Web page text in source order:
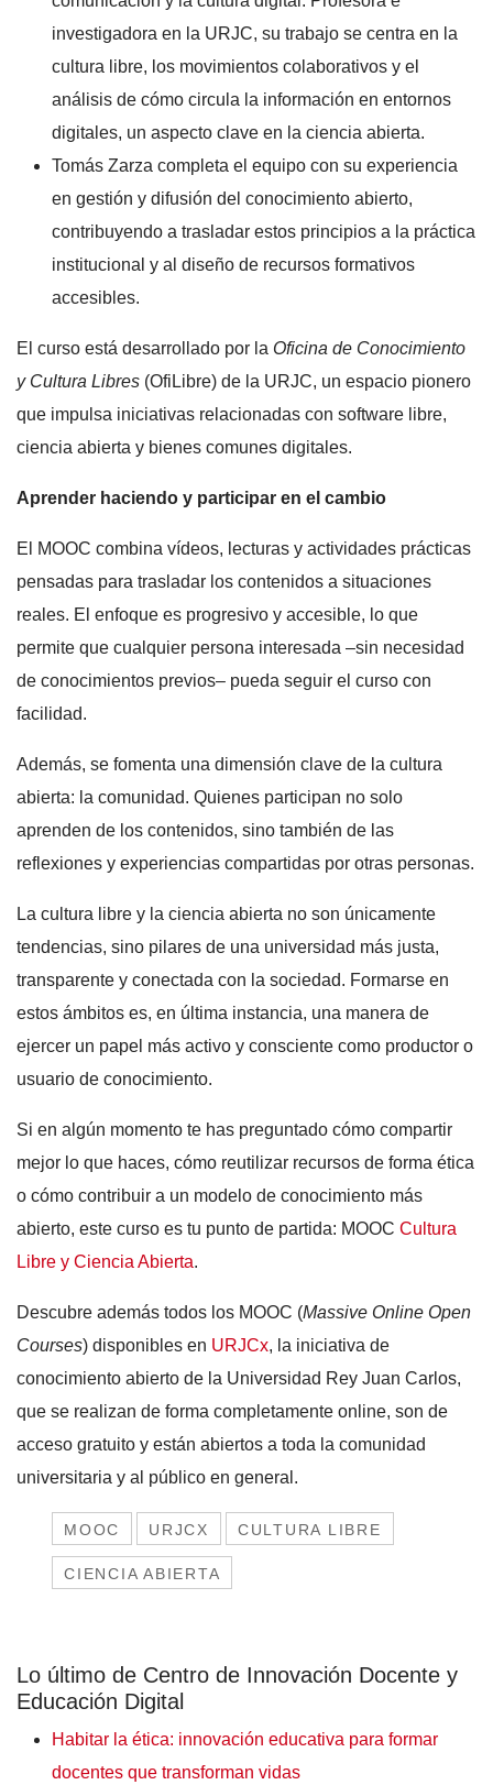
investigadora en la URJC, su trabajo se centra en la
cultura libre, los movimientos colaborativos y el
análisis de cómo circula la información en entornos
digitales, un aspecto clave en la ciencia abierta.
Tomás Zarza completa el equipo con su experiencia
en gestión y difusión del conocimiento abierto,
contribuyendo a trasladar estos principios a la práctica
institucional y al diseño de recursos formativos
accesibles.
El curso está desarrollado por la Oficina de Conocimiento
y Cultura Libres (OfiLibre) de la URJC, un espacio pionero
que impulsa iniciativas relacionadas con software libre,
ciencia abierta y bienes comunes digitales.
Aprender haciendo y participar en el cambio
El MOOC combina vídeos, lecturas y actividades prácticas
pensadas para trasladar los contenidos a situaciones
reales. El enfoque es progresivo y accesible, lo que
permite que cualquier persona interesada –sin necesidad
de conocimientos previos– pueda seguir el curso con
facilidad.
Además, se fomenta una dimensión clave de la cultura
abierta: la comunidad. Quienes participan no solo
aprenden de los contenidos, sino también de las
reflexiones y experiencias compartidas por otras personas.
La cultura libre y la ciencia abierta no son únicamente
tendencias, sino pilares de una universidad más justa,
transparente y conectada con la sociedad. Formarse en
estos ámbitos es, en última instancia, una manera de
ejercer un papel más activo y consciente como productor o
usuario de conocimiento.
Si en algún momento te has preguntado cómo compartir
mejor lo que haces, cómo reutilizar recursos de forma ética
o cómo contribuir a un modelo de conocimiento más
abierto, este curso es tu punto de partida: MOOC Cultura
Libre y Ciencia Abierta.
Descubre además todos los MOOC (Massive Online Open
Courses) disponibles en URJCx, la iniciativa de
conocimiento abierto de la Universidad Rey Juan Carlos,
que se realizan de forma completamente online, son de
acceso gratuito y están abiertos a toda la comunidad
universitaria y al público en general.
MOOC URJCX CULTURA LIBRE
CIENCIA ABIERTA
Lo último de Centro de Innovación Docente y
Educación Digital
Habitar la ética: innovación educativa para formar
docentes que transforman vidas